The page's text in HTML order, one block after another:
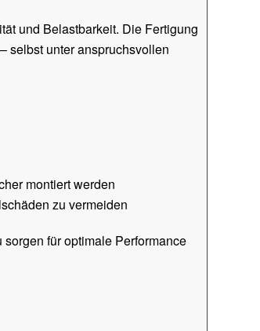
und Belastbarkeit. Die Fertigung
selbst unter anspruchsvollen
montiert werden
zu vermeiden
für optimale Performance